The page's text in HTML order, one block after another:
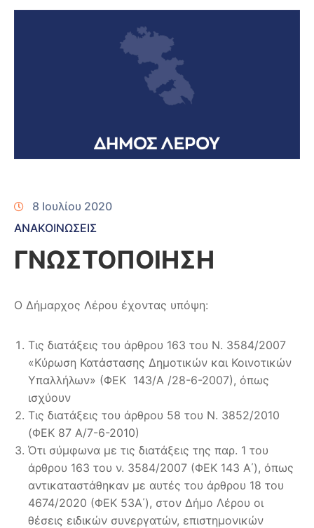
8 Ιουλίου 2020
ΑΝΑΚΟΙΝΩΣΕΙΣ
ΓΝΩΣΤΟΠΟΙΗΣΗ
Ο Δήμαρχος Λέρου έχοντας υπόψη:
Τις διατάξεις του άρθρου 163 του Ν. 3584/2007
«Κύρωση Κατάστασης Δημοτικών και Κοινοτικών
Υπαλλήλων» (ΦΕΚ 143/Α /28-6-2007), όπως
ισχύουν
Τις διατάξεις του άρθρου 58 του Ν. 3852/2010
(ΦΕΚ 87 Α/7-6-2010)
Ότι σύμφωνα με τις διατάξεις της παρ. 1 του
άρθρου 163 του ν. 3584/2007 (ΦΕΚ 143 Α΄), όπως
αντικαταστάθηκαν με αυτές του άρθρου 18 του
4674/2020 (ΦΕΚ 53Α΄), στον Δήμο Λέρου οι
θέσεις ειδικών συνεργατών, επιστημονικών